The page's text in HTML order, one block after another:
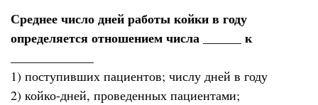
Среднее число дней работы койки в году
определяется отношением числа ______ к
1) поступивших пациентов; числу дней в году
2) койко-дней, проведенных пациентами;